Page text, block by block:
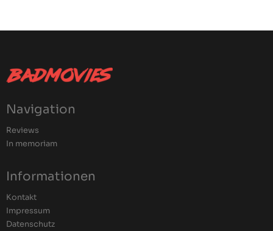
Navigation
Reviews
In memoriam
Informationen
Kontakt
Impressum
Datenschutz